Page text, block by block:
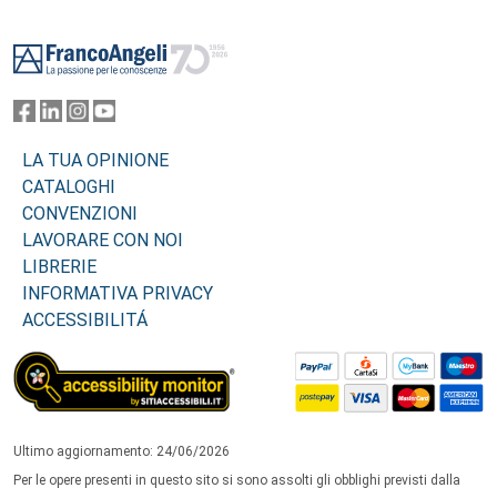
LA TUA OPINIONE
CATALOGHI
CONVENZIONI
LAVORARE CON NOI
LIBRERIE
INFORMATIVA PRIVACY
ACCESSIBILITÁ
Ultimo aggiornamento: 24/06/2026
Per le opere presenti in questo sito si sono assolti gli obblighi previsti dalla